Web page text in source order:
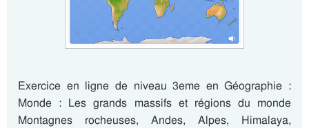
Exercice en ligne de niveau 3eme en Géographie :
Monde : Les grands massifs et régions du monde
Montagnes rocheuses, Andes, Alpes, Himalaya,